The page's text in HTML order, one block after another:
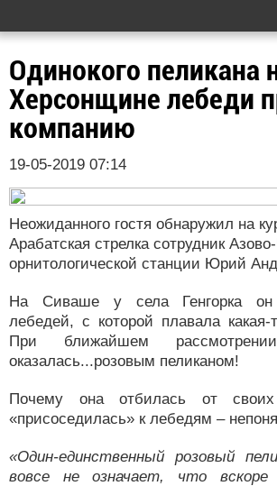
Одинокого пеликана
Херсонщине лебеди
компанию
19-05-2019 07:14
Неожиданного гостя обнаружил на
Арабатская стрелка сотрудник
орнитологической станции Юрий
На Сиваше у села Генгорка он
лебедей, с которой плавала какая-
При ближайшем
оказалась...розовым пеликаном!
Почему она отбилась от
«присоседилась» к лебедям –
«Один-единственный розовый
вовсе не означает, что